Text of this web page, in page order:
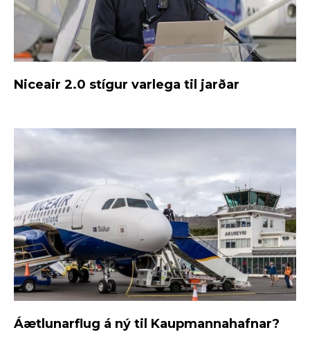
Niceair 2.0 stígur varlega til jarðar
Áætlunarflug á ný til Kaupmannahafnar?